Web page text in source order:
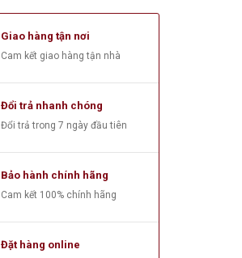
Giao hàng tận nơi
Cam kết giao hàng tận nhà
Đổi trả nhanh chóng
Đổi trả trong 7 ngày đầu tiên
Bảo hành chính hãng
Cam kết 100% chính hãng
Đặt hàng online